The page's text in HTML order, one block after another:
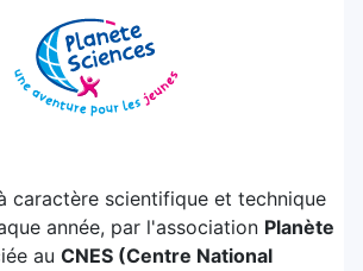
scientifique et technique
année, par l'association Planète
au CNES (Centre National